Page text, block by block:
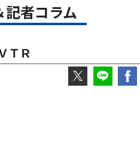
記者コラム
ＴＲ